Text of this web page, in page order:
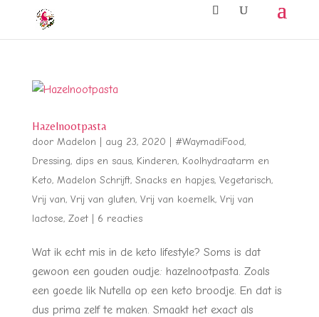
Hazelnootpasta
door Madelon aug 23, 2020 #WaymadiFood,
Dressing, dips en saus, Kinderen, Koolhydraatarm en
Keto, Madelon Schrijft, Snacks en hapjes, Vegetarisch,
Vrij van, Vrij van gluten, Vrij van koemelk, Vrij van
lactose, Zoet| 6 reacties
Wat ik echt mis in de keto lifestyle? Soms is dat
gewoon een gouden oudje: hazelnootpasta. Zoals
een goede lik Nutella op een keto broodje. En dat is
dus prima zelf te maken. Smaakt het exact als